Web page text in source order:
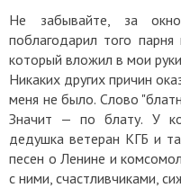
Не забывайте, за
поблагодарил того
который вложил в мои
Никаких других причин
меня не было. Слово
Значит — по блату. У
дедушка ветеран КГБ и
песен о Ленине и
с ними, счастливчиками,